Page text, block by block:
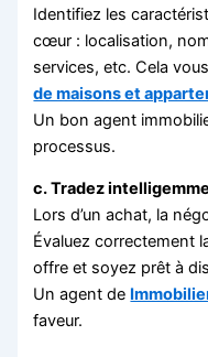
Identifiez les
cœur : localisation,
services, etc. Cela
de maisons et
Un bon agent
processus.
c. Tradez
Lors d’un achat, la
Évaluez correctement
offre et soyez prêt à
Un agent de
faveur.